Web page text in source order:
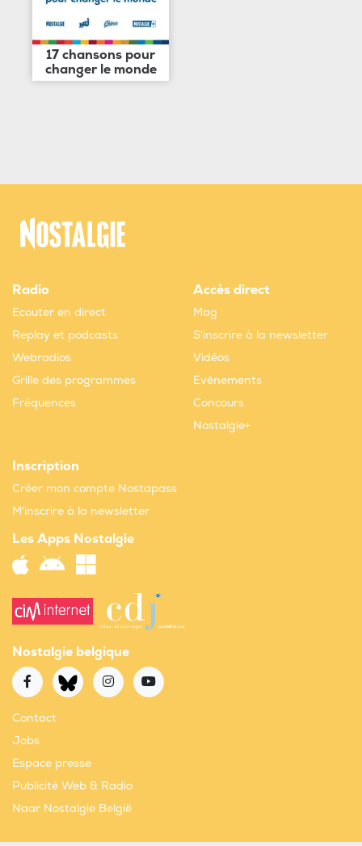
17 chansons pour
changer le monde
Radio
Ecouter en direct
Replay et podcasts
Webradios
Grille des programmes
Fréquences
Accès direct
Mag
S'inscrire à la newsletter
Vidéos
Evènements
Concours
Nostalgie+
Inscription
Créer mon compte Nostapass
M'inscrire à la newsletter
Les Apps Nostalgie
Nostalgie belgique
Contact
Jobs
Espace presse
Publicité Web & Radio
Naar Nostalgie België